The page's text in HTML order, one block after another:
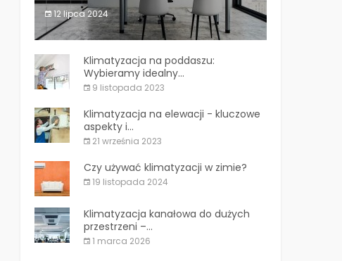
12 lipca 2024
Czym są i jak dokładnie działają...
Klimatyzacja na poddaszu:
Wybieramy idealny...
9 listopada 2023
Klimatyzacja na elewacji - kluczowe
aspekty i...
21 września 2023
Czy używać klimatyzacji w zimie?
19 listopada 2024
Klimatyzacja kanałowa do dużych
przestrzeni –...
1 marca 2026